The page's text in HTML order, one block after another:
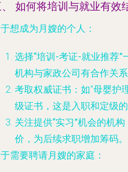
如何将培训与就业有效
想成为月嫂的个人：
选择“培训-考证-就业推荐”
机构与家政公司有合作关
考取权威证书 ：如“母婴
级证书，这是入职和定级的
关注提供“实习”机会的机构
价，为后续求职增加筹码。
需要聘请月嫂的家庭：